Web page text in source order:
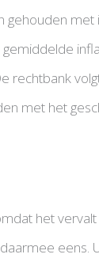
gehouden
rechtbank
met het
het
eens.